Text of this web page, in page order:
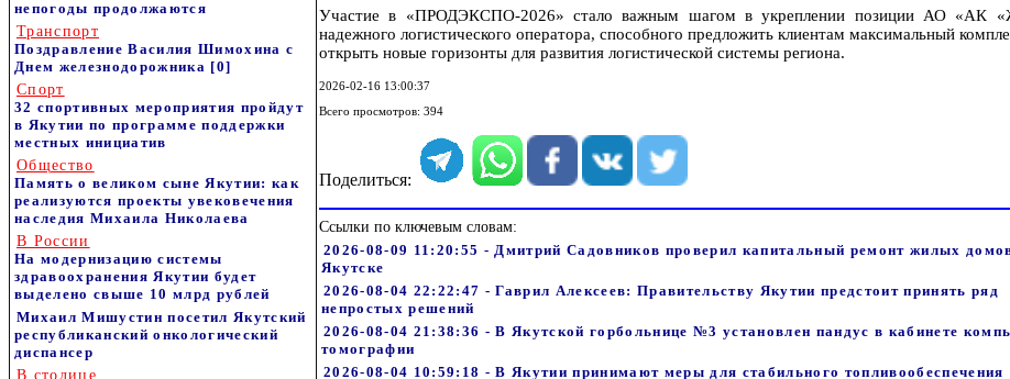
непогоды продолжаются
Транспорт
Поздравление Василия Шимохина с
Днем железнодорожника [0]
Спорт
32 спортивных мероприятия пройдут
в Якутии по программе поддержки
местных инициатив
Общество
Память о великом сыне Якутии: как
реализуются проекты увековечения
наследия Михаила Николаева
В России
На модернизацию системы
здравоохранения Якутии будет
выделено свыше 10 млрд рублей
Михаил Мишустин посетил Якутский
республиканский онкологический
диспансер
В столице
Участие в «ПРОДЭКСПО-2026» стало важным шагом в укреплении позиции АО «АК
надежного логистического оператора, способного предложить клиентам максимальный
открыть новые горизонты для развития логистической системы региона.
2026-02-16 13:00:37
Всего просмотров: 394
Поделиться:
Ссылки по ключевым словам:
2026-08-09 11:20:55 - Дмитрий Садовников проверил капитальный ремонт жилых
Якутске
2026-08-04 22:22:47 - Гаврил Алексеев: Правительству Якутии предстоит принять ряд
непростых решений
2026-08-04 21:38:36 - В Якутской горбольнице №3 установлен пандус в кабинете
томографии
2026-08-04 10:59:18 - В Якутии принимают меры для стабильного топливообеспечения